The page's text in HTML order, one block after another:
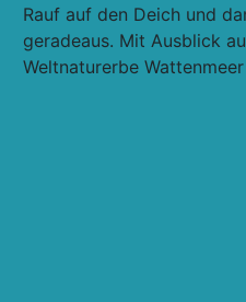
Rauf auf den Deich und
geradeaus. Mit Ausblick
Weltnaturerbe